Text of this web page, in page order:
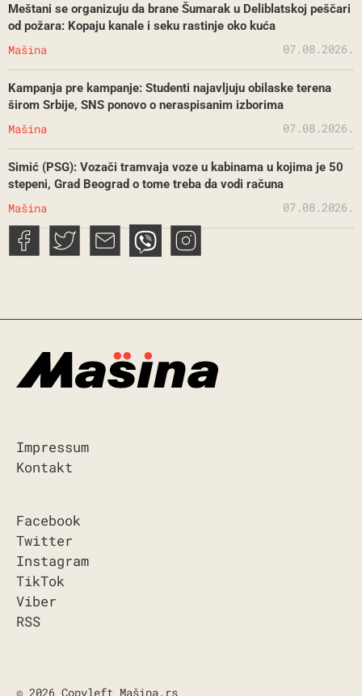
Meštani se organizuju da brane Šumarak u Deliblatskoj peščari
od požara: Kopaju kanale i seku rastinje oko kuća
Mašina 07.08.2026.
Kampanja pre kampanje: Studenti najavljuju obilaske terena
širom Srbije, SNS ponovo o neraspisanim izborima
Mašina 07.08.2026.
Simić (PSG): Vozači tramvaja voze u kabinama u kojima je 50
stepeni, Grad Beograd o tome treba da vodi računa
Mašina 07.08.2026.
Impressum
Kontakt
Facebook
Twitter
Instagram
TikTok
Viber
RSS
© 2026 Copyleft Mašina.rs